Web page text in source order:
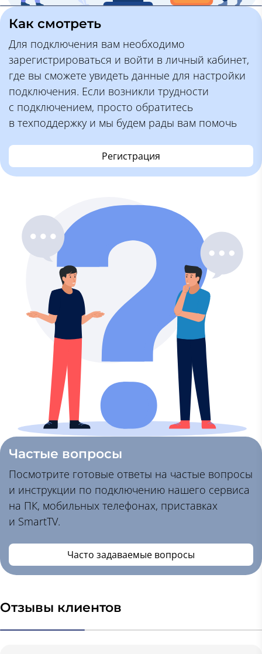
Как смотреть
Для подключения вам необходимо
зарегистрироваться и войти в личный кабинет,
где вы сможете увидеть данные для настройки
подключения. Если возникли трудности
с подключением, просто обратитесь
в техподдержку и мы будем рады вам помочь
Регистрация
Частые вопросы
Посмотрите готовые ответы на частые вопросы
и инструкции по подключению нашего сервиса
на ПК, мобильных телефонах, приставках
и SmartTV.
Часто задаваемые вопросы
Отзывы клиентов